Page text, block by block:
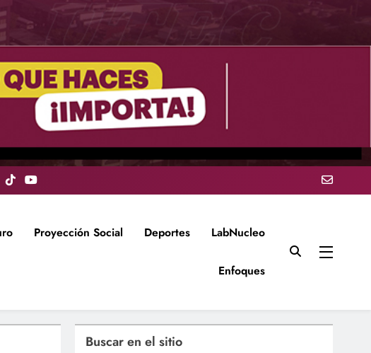
Proyección Social Deportes LabNucleo
Enfoques
Buscar en el sitio